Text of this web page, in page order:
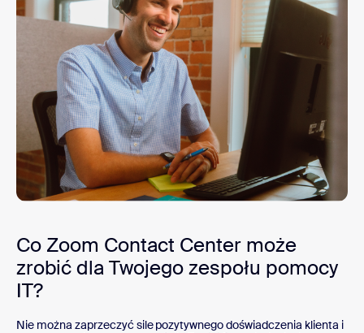
Co Zoom Contact Center może
zrobić dla Twojego zespołu pomocy
IT?
Nie można zaprzeczyć sile pozytywnego doświadczenia klienta i